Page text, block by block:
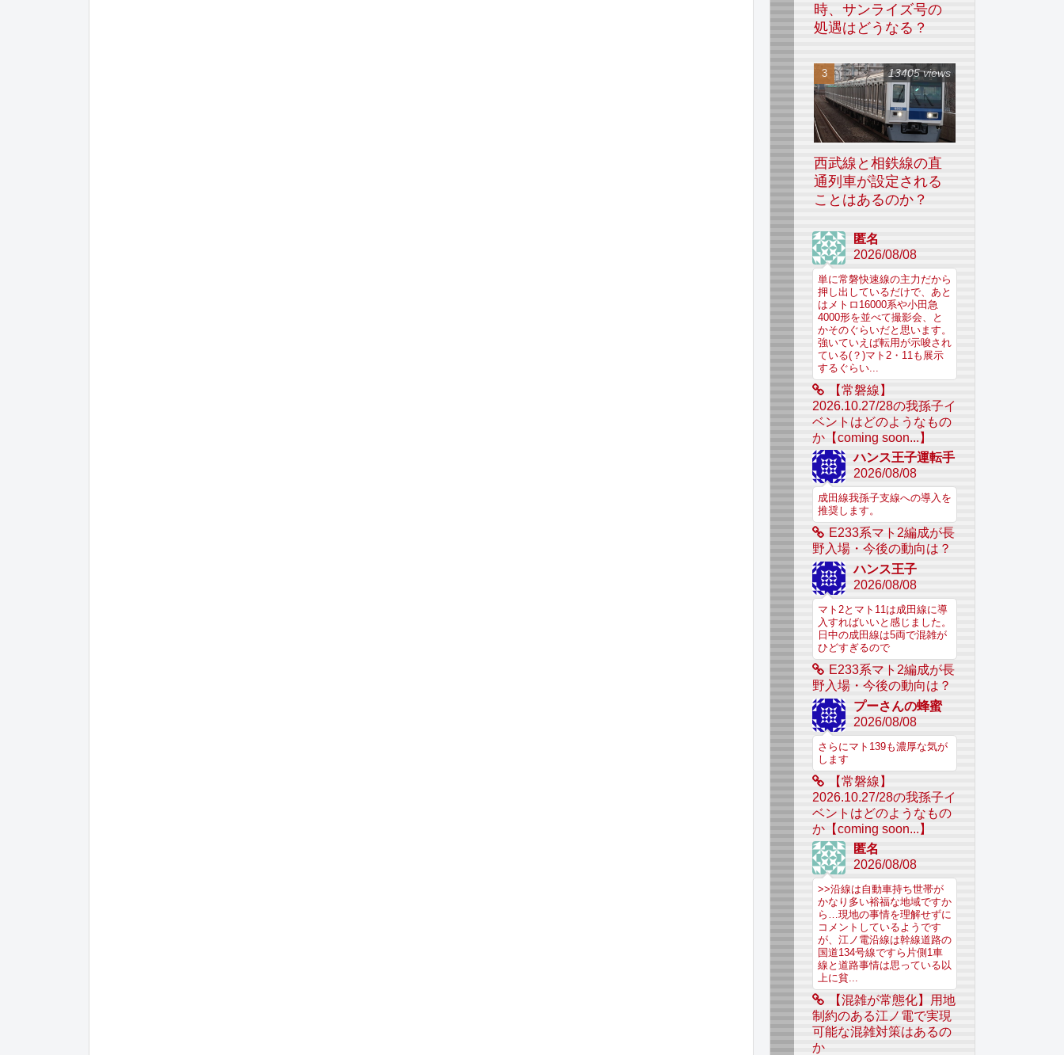
時、サンライズ号の
処遇はどうなる？
西武線と相鉄線の直
通列車が設定される
ことはあるのか？
13405 views
匿名
2026/08/08
単に常磐快速線の主力だから
押し出しているだけで、あと
はメトロ16000系や小田急
4000形を並べて撮影会、と
かそのぐらいだと思います。
強いていえば転用が示唆され
ている(？)マト2・11も展示
するぐらい...
【常磐線】
2026.10.27/28の我孫子イ
ベントはどのようなもの
か【coming soon...】
ハンス王子運転手
2026/08/08
成田線我孫子支線への導入を
推奨します。
E233系マト2編成が長
野入場・今後の動向は？
ハンス王子
2026/08/08
マト2とマト11は成田線に導
入すればいいと感じました。
日中の成田線は5両で混雑が
ひどすぎるので
E233系マト2編成が長
野入場・今後の動向は？
プーさんの蜂蜜
2026/08/08
さらにマト139も濃厚な気が
します
【常磐線】
2026.10.27/28の我孫子イ
ベントはどのようなもの
か【coming soon...】
匿名
2026/08/08
>>沿線は自動車持ち世帯が
かなり多い裕福な地域ですか
ら…現地の事情を理解せずに
コメントしているようです
が、江ノ電沿線は幹線道路の
国道134号線ですら片側1車
線と道路事情は思っている以
上に貧...
【混雑が常態化】用地
制約のある江ノ電で実現
可能な混雑対策はあるの
か